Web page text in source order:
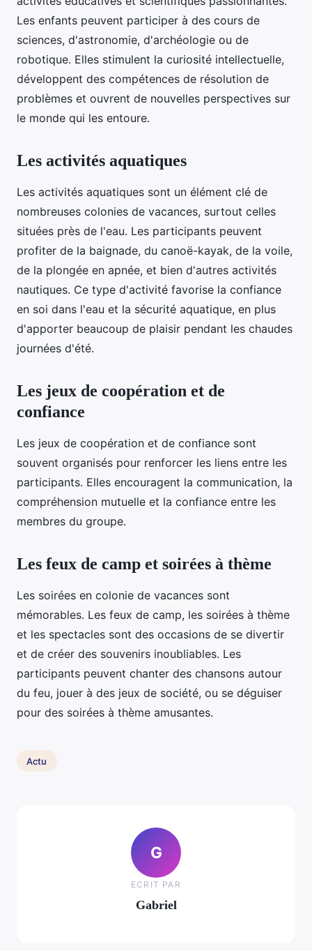
Les enfants peuvent participer à des cours de
sciences, d'astronomie, d'archéologie ou de
robotique. Elles stimulent la curiosité intellectuelle,
développent des compétences de résolution de
problèmes et ouvrent de nouvelles perspectives sur
le monde qui les entoure.
Les activités aquatiques
Les activités aquatiques sont un élément clé de
nombreuses colonies de vacances, surtout celles
situées près de l'eau. Les participants peuvent
profiter de la baignade, du canoë-kayak, de la voile,
de la plongée en apnée, et bien d'autres activités
nautiques. Ce type d'activité favorise la confiance
en soi dans l'eau et la sécurité aquatique, en plus
d'apporter beaucoup de plaisir pendant les chaudes
journées d'été.
Les jeux de coopération et de
confiance
Les jeux de coopération et de confiance sont
souvent organisés pour renforcer les liens entre les
participants. Elles encouragent la communication, la
compréhension mutuelle et la confiance entre les
membres du groupe.
Les feux de camp et soirées à thème
Les soirées en colonie de vacances sont
mémorables. Les feux de camp, les soirées à thème
et les spectacles sont des occasions de se divertir
et de créer des souvenirs inoubliables. Les
participants peuvent chanter des chansons autour
du feu, jouer à des jeux de société, ou se déguiser
pour des soirées à thème amusantes.
Actu
G
ECRIT PAR
Gabriel